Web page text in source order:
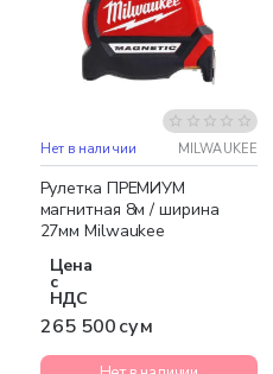
Нет в наличии MILWAUKEE
Рулетка ПРЕМИУМ
магнитная 8м / ширина
27мм Milwaukee
Цена
с
НДС
265 500 сум